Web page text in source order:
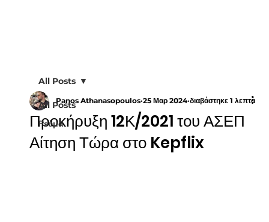
All Posts
Ρεύμα
All Posts
Προκήρυξη 12Κ/2021 του ΑΣΕΠ
Αίτηση Τώρα στο Kepflix
Panos Athanasopoulos 25 Μαρ 2024 διαβάστηκε 1 λεπτά